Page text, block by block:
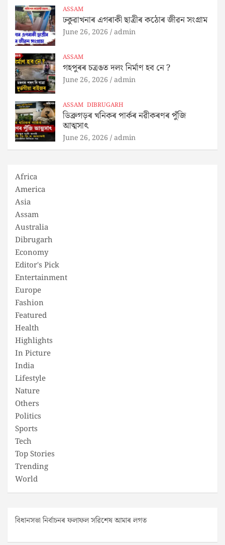
ASSAM
ঢকুৱাখনাৰ এগৰাকী ছাত্ৰীৰ কঠোৰ জীৱন সংগ্ৰাম
June 26, 2026 admin
ASSAM
গহপুৰৰ চত্ৰঙত দলং নিৰ্মাণ হব নে ?
June 26, 2026 admin
ASSAM DIBRUGARH
ডিব্ৰুগড়ৰ খনিকৰ পাৰ্কৰ নৱীকৰণৰ পুঁজি
আত্মসাৎ
June 26, 2026 admin
Africa
America
Asia
Assam
Australia
Dibrugarh
Economy
Editor's Pick
Entertainment
Europe
Fashion
Featured
Health
Highlights
In Picture
India
Lifestyle
Nature
Others
Politics
Sports
Tech
Top Stories
Trending
World
বিধানসভা নিৰ্বাচনৰ ফলাফল সৱিশেষ আমাৰ লগত